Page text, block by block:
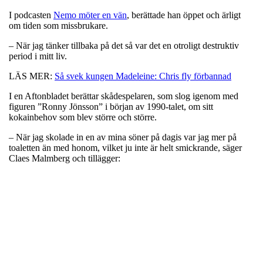
I podcasten Nemo möter en vän, berättade han öppet och ärligt
om tiden som missbrukare.
– När jag tänker tillbaka på det så var det en otroligt destruktiv
period i mitt liv.
LÄS MER: Så svek kungen Madeleine: Chris fly förbannad
I en Aftonbladet berättar skådespelaren, som slog igenom med
figuren ”Ronny Jönsson” i början av 1990-talet, om sitt
kokainbehov som blev större och större.
– När jag skolade in en av mina söner på dagis var jag mer på
toaletten än med honom, vilket ju inte är helt smickrande, säger
Claes Malmberg och tillägger: